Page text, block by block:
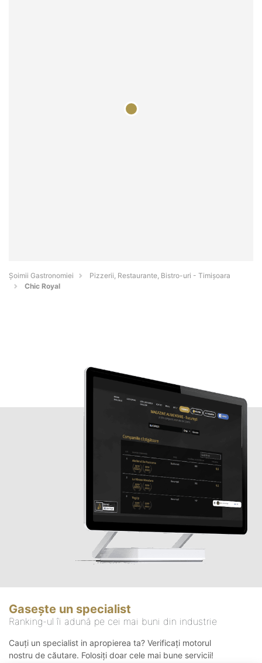
Șoimii Gastronomiei
Pizzerii, Restaurante, Bistro-uri - Timişoara
Chic Royal
Gasește un specialist
Ranking-ul îi adună pe cei mai buni din industrie
Cauți un specialist in apropierea ta? Verificați motorul
nostru de căutare. Folosiți doar cele mai bune servicii!